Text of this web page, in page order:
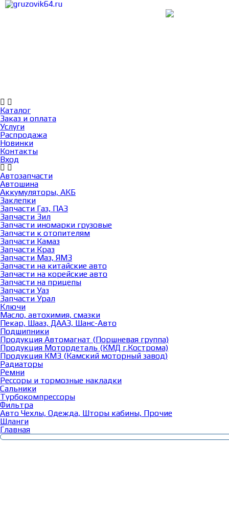
Каталог
Заказ и оплата
Услуги
Распродажа
Новинки
Контакты
Вход
Автозапчасти
Автошина
Аккумуляторы, АКБ
Заклепки
Запчасти Газ, ПАЗ
Запчасти Зил
Запчасти иномарки грузовые
Запчасти к отопителям
Запчасти Камаз
Запчасти Краз
Запчасти Маз, ЯМЗ
Запчасти на китайские авто
Запчасти на корейские авто
Запчасти на прицепы
Запчасти Уаз
Запчасти Урал
Ключи
Масло, автохимия, смазки
Пекар, Шааз, ДААЗ, Шанс-Авто
Подшипники
Продукция Автомагнат (Поршневая группа)
Продукция Мотордеталь (КМД г.Кострома)
Продукция КМЗ (Камский моторный завод)
Радиаторы
Ремни
Рессоры и тормозные накладки
Сальники
Турбокомпрессоры
Фильтра
Авто Чехлы, Одежда, Шторы кабины, Прочие
Шланги
Главная